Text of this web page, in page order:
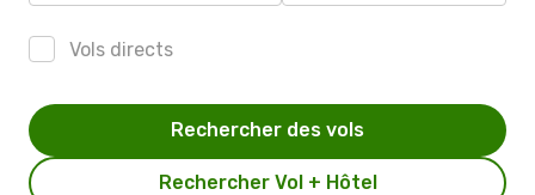
Vols directs
Rechercher Vol + Hôtel
Rechercher des vols